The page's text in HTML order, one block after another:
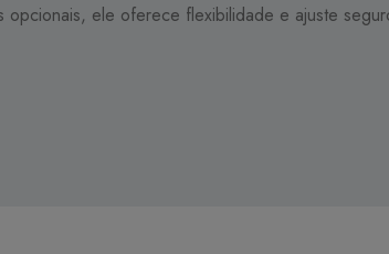
ele oferece flexibilidade e ajuste